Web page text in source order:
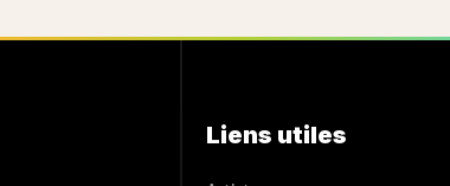
Liens utiles